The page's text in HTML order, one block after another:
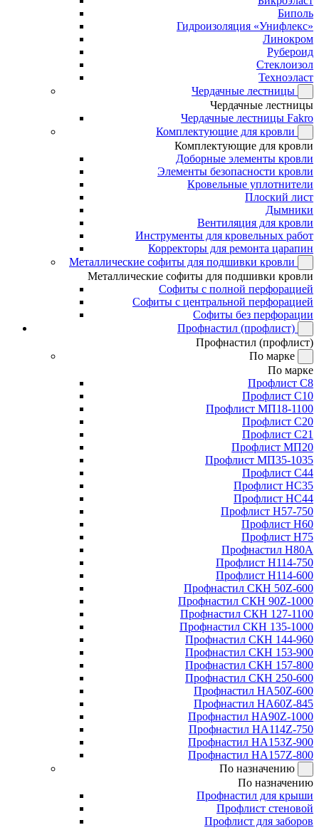
Биполь
Гидроизоляция «Унифлекс»
Линокром
Рубероид
Стеклоизол
Техноэласт
Чердачные лестницы
Чердачные лестницы
Чердачные лестницы Fakro
Комплектующие для кровли
Комплектующие для кровли
Доборные элементы кровли
Элементы безопасности кровли
Кровельные уплотнители
Плоский лист
Дымники
Вентиляция для кровли
Инструменты для кровельных работ
Корректоры для ремонта царапин
Металлические софиты для подшивки кровли
Металлические софиты для подшивки кровли
Софиты с полной перфорацией
Софиты с центральной перфорацией
Софиты без перфорации
Профнастил (профлист)
Профнастил (профлист)
По марке
По марке
Профлист С8
Профлист С10
Профлист МП18-1100
Профлист С20
Профлист С21
Профлист МП20
Профлист МП35-1035
Профлист С44
Профлист НС35
Профлист НС44
Профлист Н57-750
Профлист Н60
Профлист Н75
Профнастил Н80А
Профлист Н114-750
Профлист Н114-600
Профнастил СКН 50Z-600
Профнастил СКН 90Z-1000
Профнастил СКН 127-1100
Профнастил СКН 135-1000
Профнастил СКН 144-960
Профнастил СКН 153-900
Профнастил СКН 157-800
Профнастил СКН 250-600
Профнастил НА50Z-600
Профнастил НА60Z-845
Профнастил НА90Z-1000
Профнастил НА114Z-750
Профнастил НА153Z-900
Профнастил НА157Z-800
По назначению
По назначению
Профнастил для крыши
Профлист стеновой
Профлист для заборов